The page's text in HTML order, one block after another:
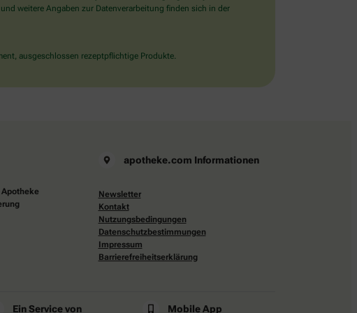
weitere Angaben zur Datenverarbeitung finden sich in der
ausgeschlossen rezeptpflichtige Produkte.
apotheke.com Informationen
Newsletter
Kontakt
Nutzungsbedingungen
Datenschutzbestimmungen
Impressum
Barrierefreiheitserklärung
Ein Service von Mobile App